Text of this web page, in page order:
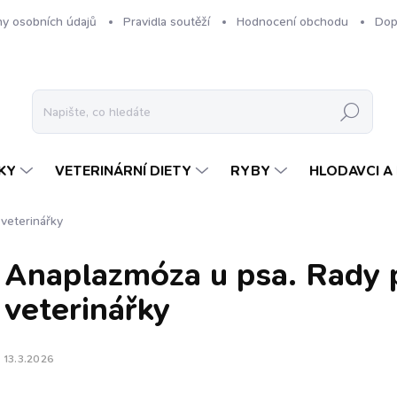
osobních údajů Pravidla soutěží Hodnocení obchodu
Hledat
VETERINÁRNÍ DIETY RYBY HLODAVCI A
Anaplazmóza u psa. Rady
veterinářky
13.3.2026